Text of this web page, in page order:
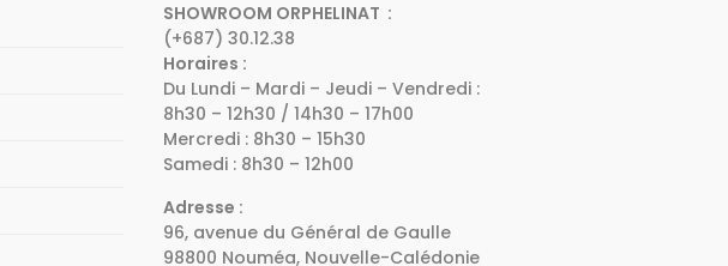
produit
SHOWROOM ORPHELINAT :
(+687) 30.12.38
Horaires :
Du Lundi – Mardi – Jeudi – Vendredi :
8h30 – 12h30 / 14h30 – 17h00
Mercredi : 8h30 – 15h30
Samedi : 8h30 – 12h00
Adresse :
96, avenue du Général de Gaulle
98800 Nouméa, Nouvelle-Calédonie